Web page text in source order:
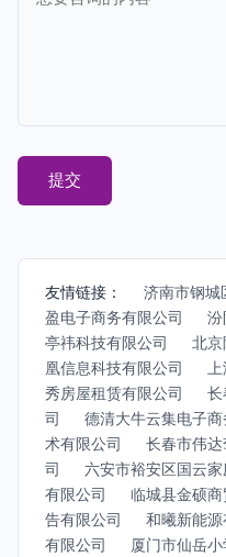
友情链接： 济南市钢城
盈电子商务有限公司
汾
亭祎科技有限公司
北京
凰信息科技有限公司
秀房屋租赁有限公司
长
司
德清大牛云集电子商
术有限公司
长春市伟达
司
六安市裕安区国云家
有限公司
临城县金硕
告有限公司
和曦新能源
有限公司
厦门市仙岳